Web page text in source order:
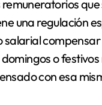
una regulación
o
con esa